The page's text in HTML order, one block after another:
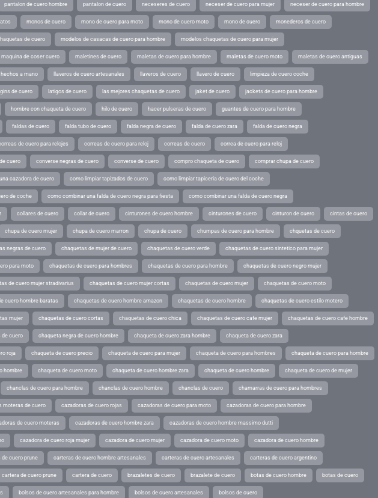
pantalon de cuero hombre pantalon de cuero neceseres de cuero neceser de cuero para mujer neceser de cuero para hombre
monos de cuero mono de cuero para moto mono de cuero moto mono de cuero monederos de cuero
de cuero modelos de casacas de cuero para hombre modelos chaquetas de cuero para mujer
maquina de coser cuero maletines de cuero maletas de cuero para hombre maletas de cuero moto maletas de cuero antiguas
hechos a mano llaveros de cuero artesanales llaveros de cuero llavero de cuero limpieza de cuero coche
de cuero latigos de cuero las mejores chaquetas de cuero jaket de cuero jackets de cuero para hombre
hombre con chaqueta de cuero hilo de cuero hacer pulseras de cuero guantes de cuero para hombre
faldas de cuero falda tubo de cuero falda negra de cuero falda de cuero zara falda de cuero negra
de cuero para relojes correas de cuero para reloj correas de cuero correa de cuero para reloj
cuero converse negras de cuero converse de cuero compro chaqueta de cuero comprar chupa de cuero
cazadora de cuero como limpiar tapizados de cuero como limpiar tapiceria de cuero del coche
de coche como combinar una falda de cuero negra para fiesta como combinar una falda de cuero negra
collares de cuero collar de cuero cinturones de cuero hombre cinturones de cuero cinturon de cuero cintas de cuero
chupa de cuero mujer chupa de cuero marron chupa de cuero chumpas de cuero para hombre chquetas de cuero
negras de cuero chaquetas de mujer de cuero chaquetas de cuero verde chaquetas de cuero sintetico para mujer
para moto chaquetas de cuero para hombres chaquetas de cuero para hombre chaquetas de cuero negro mujer
de cuero mujer stradivarius chaquetas de cuero mujer cortas chaquetas de cuero mujer chaquetas de cuero moto
cuero hombre baratas chaquetas de cuero hombre amazon chaquetas de cuero hombre chaquetas de cuero estilo motero
mujer chaquetas de cuero cortas chaquetas de cuero chica chaquetas de cuero cafe mujer chaquetas de cuero cafe hombre
de cuero chaqueta negra de cuero hombre chaqueta de cuero zara hombre chaqueta de cuero zara
roja chaqueta de cuero precio chaqueta de cuero para mujer chaqueta de cuero para hombres chaqueta de cuero para hombre
hombre chaqueta de cuero moto chaqueta de cuero hombre zara chaqueta de cuero hombre chaqueta de cuero de mujer
chanclas de cuero para hombre chanclas de cuero hombre chanclas de cuero chamarras de cuero para hombres
moteras de cuero cazadoras de cuero rojas cazadoras de cuero para moto cazadoras de cuero para hombre
de cuero moteras cazadoras de cuero hombre zara cazadoras de cuero hombre massimo dutti
cazadora de cuero roja mujer cazadora de cuero mujer cazadora de cuero moto cazadora de cuero hombre
de cuero prune carteras de cuero hombre artesanales carteras de cuero artesanales carteras de cuero argentino
cartera de cuero prune cartera de cuero brazaletes de cuero brazalete de cuero botas de cuero hombre botas de cuero
bolsos de cuero artesanales para hombre bolsos de cuero artesanales bolsos de cuero